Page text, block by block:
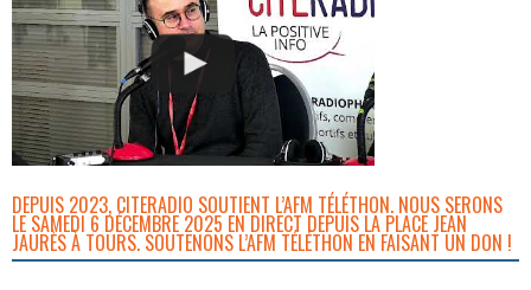
DEPUIS 2023, CITERADIO SOUTIENT L’AFM TÉLÉTHON. NOUS SERONS
LE SAMEDI 6 DÉCEMBRE 2025 EN DIRECT DEPUIS LA PLACE JEAN
JAURÈS À TOURS. SOUTENONS L’AFM TÉLÉTHON EN FAISANT UN DON !